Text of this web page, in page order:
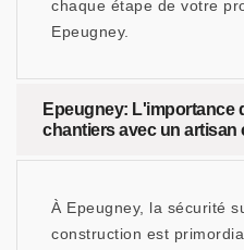
chaque étape de votre
Epeugney.
Epeugney: L'importance
chantiers avec un artisan
À Epeugney, la sécurité
construction est